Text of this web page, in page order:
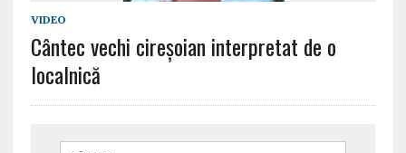
VIDEO
Cântec vechi cireșoian interpretat de o
localnică